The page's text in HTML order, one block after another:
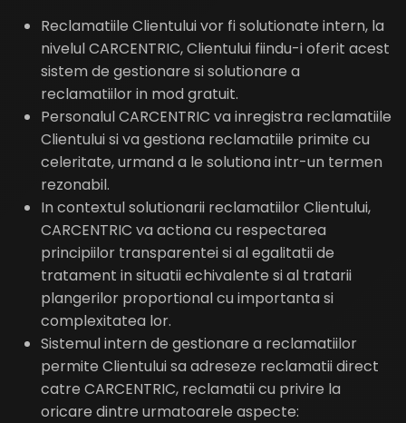
Reclamatiile Clientului vor fi solutionate intern, la
nivelul CARCENTRIC, Clientului fiindu-i oferit acest
sistem de gestionare si solutionare a
reclamatiilor in mod gratuit.
Personalul CARCENTRIC va inregistra reclamatiile
Clientului si va gestiona reclamatiile primite cu
celeritate, urmand a le solutiona intr-un termen
rezonabil.
In contextul solutionarii reclamatiilor Clientului,
CARCENTRIC va actiona cu respectarea
principiilor transparentei si al egalitatii de
tratament in situatii echivalente si al tratarii
plangerilor proportional cu importanta si
complexitatea lor.
Sistemul intern de gestionare a reclamatiilor
permite Clientului sa adreseze reclamatii direct
catre CARCENTRIC, reclamatii cu privire la
oricare dintre urmatoarele aspecte: